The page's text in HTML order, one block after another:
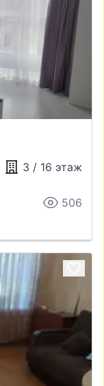
3 / 16 этаж
506